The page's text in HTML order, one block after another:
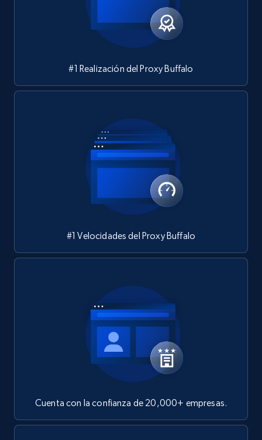
#1 Realización del Proxy Buffalo
#1 Velocidades del Proxy Buffalo
Cuenta con la confianza de 20,000+ empresas.